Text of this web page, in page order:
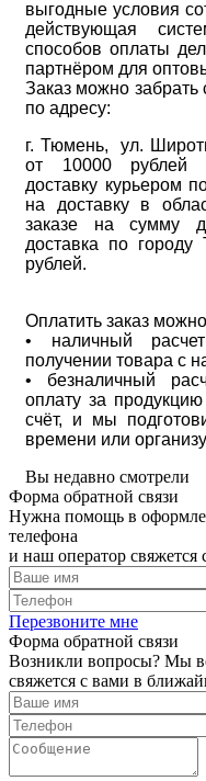
выгодные условия
действующая
способов оплаты
партнёром для
Заказ можно забрать
по адресу:
г. Тюмень, ул.
от 10000 рублей
доставку курьером
на доставку в
заказе на сумму
доставка по
рублей.
Оплатить заказ
• наличный
получении товара с
• безналичный
оплату за
счёт, и мы
времени или
Вы недавно смотрели
Форма обратной связи
Нужна помощь в
телефона
и наш оператор
Перезвоните мне
Форма обратной связи
Возникли вопросы? Мы
свяжется с вами в